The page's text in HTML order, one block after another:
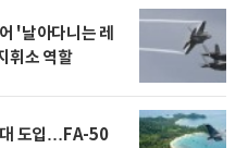
'날아다니는 레
휘소 역할
대 도입…FA-50